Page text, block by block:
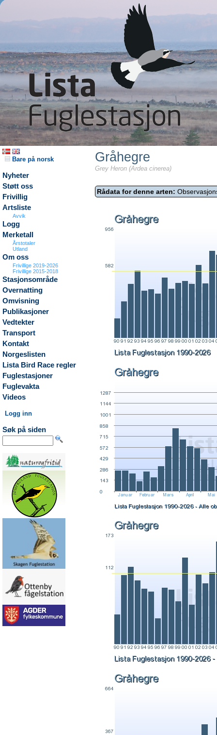
Bare på norsk
Nyheter
Støtt oss
Frivillig
Artsliste
Avvik
Logg
Merketall
Årstotaler
Utland
Om oss
Frivillige 2019-2026
Frivillige 2015-2018
Stasjonsområde
Overnatting
Omvisning
Publikasjoner
Vedtekter
Transport
Kontakt
Norgeslisten
Lista Bird Race regler
Fuglestasjoner
Fuglevakta
Videos
Logg inn
Søk på siden
Gråhegre
Grey Heron (Ardea cinerea)
Rådata for denne arten: